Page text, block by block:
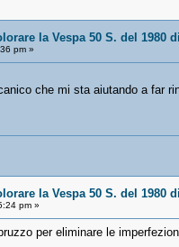
la Vespa 50 S. del 1980
pm »
che mi sta aiutando a far
la Vespa 50 S. del 1980
pm »
per eliminare le